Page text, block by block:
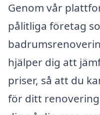
Genom vår
pålitliga företag
hjälper dig att
priser, så att du
för ditt